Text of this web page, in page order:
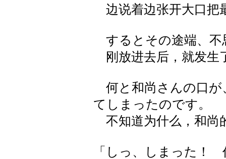
边说着边张开大口把
するとその途端、不
刚放进去后，就发生
何と和尚さんの口が
てしまったのです。
不知道为什么，和尚
「しっ、しまった！